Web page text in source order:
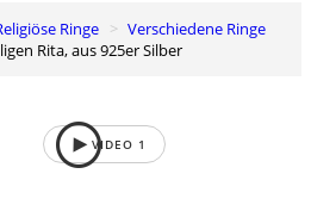
Religiöse Ringe
Verschiedene Ringe
Rita, aus 925er Silber
VIDEO 1